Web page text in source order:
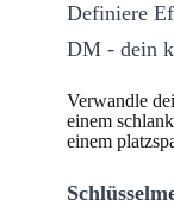
Definiere
DM - dein
Verwandle
einem
einem